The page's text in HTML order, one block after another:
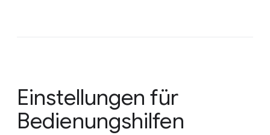
Einstellungen für
Bedienungshilfen